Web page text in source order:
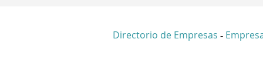
Directorio de Empresas -